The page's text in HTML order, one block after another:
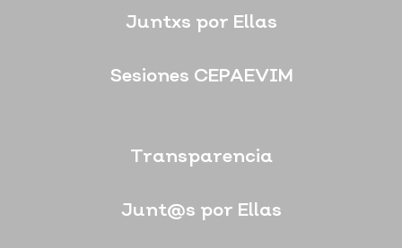
Juntxs por Ellas
Sesiones CEPAEVIM
Transparencia
Junt@s por Ellas